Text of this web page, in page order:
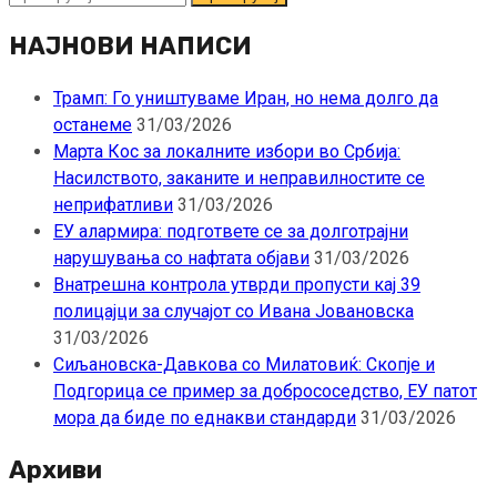
НАЈНОВИ НАПИСИ
Трамп: Го уништуваме Иран, но нема долго да
останеме 31/03/2026
Марта Кос за локалните избори во Србија:
Насилството, заканите и неправилностите се
неприфатливи 31/03/2026
ЕУ алармира: подгответе се за долготрајни
нарушувања со нафтата објави 31/03/2026
Внатрешна контрола утврди пропусти кај 39
полицајци за случајот со Ивана Јовановска
31/03/2026
Сиљановска-Давкова со Милатовиќ: Скопје и
Подгорица се пример за добрососедство, ЕУ патот
мора да биде по еднакви стандарди 31/03/2026
Архиви